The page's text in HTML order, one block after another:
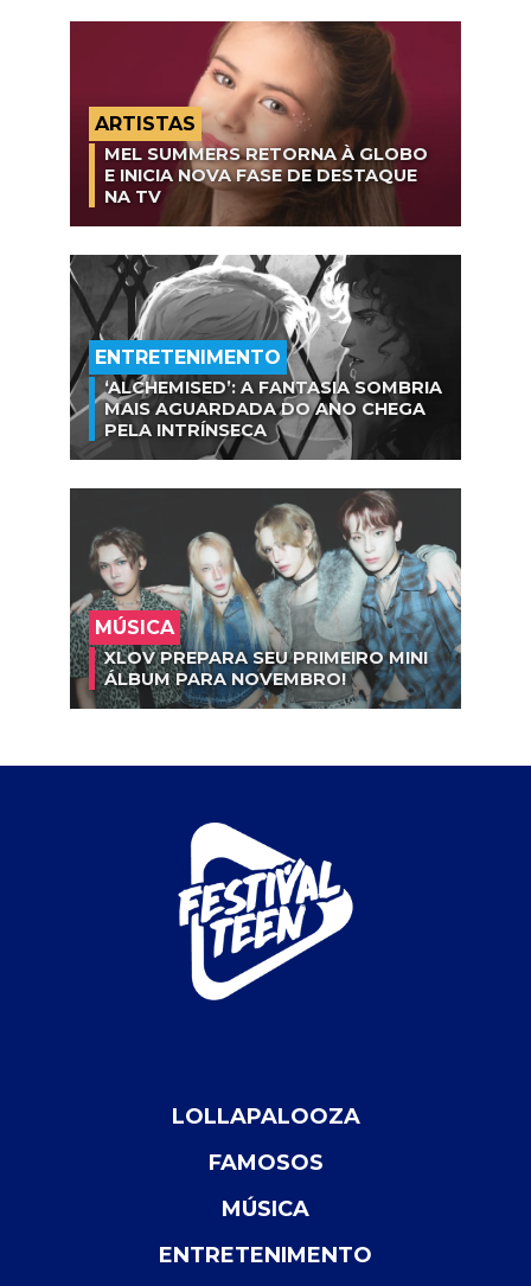
ARTISTAS
MEL SUMMERS RETORNA À GLOBO
E INICIA NOVA FASE DE DESTAQUE
NA TV
ENTRETENIMENTO
‘ALCHEMISED’: A FANTASIA SOMBRIA
MAIS AGUARDADA DO ANO CHEGA
PELA INTRÍNSECA
MÚSICA
XLOV PREPARA SEU PRIMEIRO MINI
ÁLBUM PARA NOVEMBRO!
LOLLAPALOOZA
FAMOSOS
MÚSICA
ENTRETENIMENTO